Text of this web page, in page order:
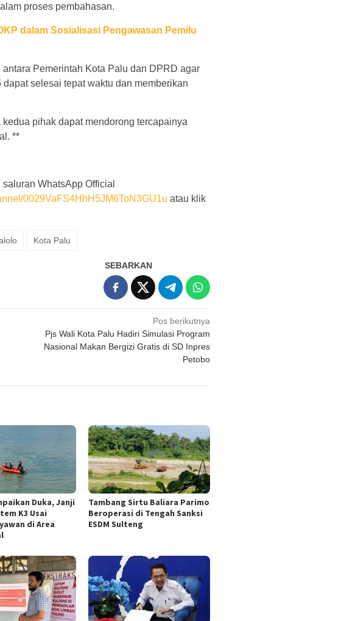
proses pembahasan.
dalam Sosialisasi Pengawasan Pemilu
Pemerintah Kota Palu dan DPRD agar
selesai tepat waktu dan memberikan
pihak dapat mendorong tercapainya
**
WhatsApp Official
0029VaFS4HhH5JM6ToN3GU1u atau klik
Kota Palu
SEBARKAN
Pos berikutnya
Pjs Wali Kota Palu Hadiri Simulasi Program
Nasional Makan Bergizi Gratis di SD Inpres
Petobo
Duka, Janji
K3 Usai
di Area
Tambang Sirtu Baliara Parimo
Beroperasi di Tengah Sanksi
ESDM Sulteng